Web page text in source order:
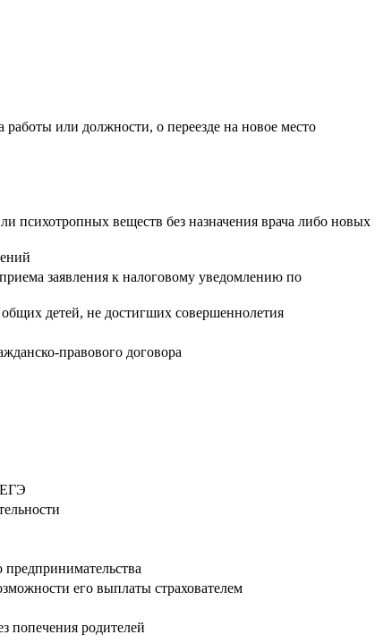
или должности, о переезде на новое место
психотропных веществ без назначения врача либо новых
заявления к налоговому уведомлению по
детей, не достигших совершеннолетия
правового договора
ЕГЭ
его выплаты страхователем
попечения родителей